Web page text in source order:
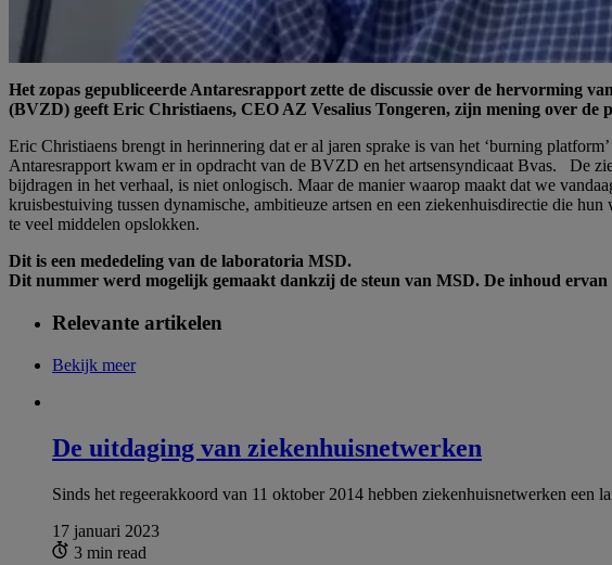
Het zopas gepubliceerde Antaresrapport zette de discussie over de hervorming
(BVZD) geeft Eric Christiaens, CEO AZ Vesalius Tongeren, zijn mening over
Eric Christiaens brengt in herinnering dat er al jaren sprake is van het ‘burning
Antaresrapport kwam er in opdracht van de BVZD en het artsensyndicaat Bvas. De
bijdragen in het verhaal, is niet onlogisch. Maar de manier waarop maakt dat we
kruisbestuiving tussen dynamische, ambitieuze artsen en een ziekenhuisdirectie die
te veel middelen opslokken.
Dit is een mededeling van de laboratoria MSD.
Dit nummer werd mogelijk gemaakt dankzij de steun van MSD. De inhoud
Relevante artikelen
Bekijk meer
De uitdaging van ziekenhuisnetwerken
Sinds het regeerakkoord van 11 oktober 2014 hebben ziekenhuisnetwerken
17 januari 2023
3 min read